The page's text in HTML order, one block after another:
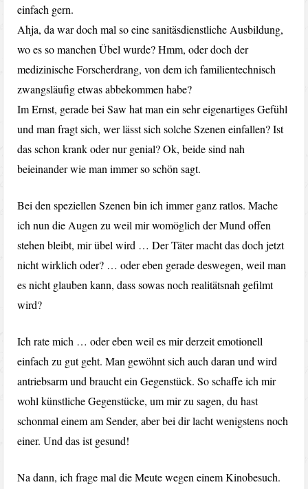
einfach gern.
Ahja, da war doch mal so eine sanitäsdienstliche Ausbildung,
wo es so manchen Übel wurde? Hmm, oder doch der
medizinische Forscherdrang, von dem ich familientechnisch
zwangsläufig etwas abbekommen habe?
Im Ernst, gerade bei Saw hat man ein sehr eigenartiges Gefühl
und man fragt sich, wer lässt sich solche Szenen einfallen? Ist
das schon krank oder nur genial? Ok, beide sind nah
beieinander wie man immer so schön sagt.
Bei den speziellen Szenen bin ich immer ganz ratlos. Mache
ich nun die Augen zu weil mir womöglich der Mund offen
stehen bleibt, mir übel wird … Der Täter macht das doch jetzt
nicht wirklich oder? … oder eben gerade deswegen, weil man
es nicht glauben kann, dass sowas noch realitätsnah gefilmt
wird?
Ich rate mich … oder eben weil es mir derzeit emotionell
einfach zu gut geht. Man gewöhnt sich auch daran und wird
antriebsarm und braucht ein Gegenstück. So schaffe ich mir
wohl künstliche Gegenstücke, um mir zu sagen, du hast
schonmal einem am Sender, aber bei dir lacht wenigstens noch
einer. Und das ist gesund!
Na dann, ich frage mal die Meute wegen einem Kinobesuch.